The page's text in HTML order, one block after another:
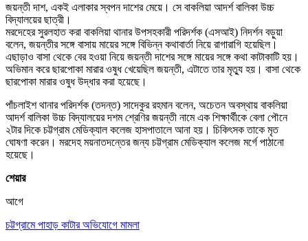
জয়ন্তী দাশ, একই এলাকার স্বপন দাশের মেয়ে। সে বাকলিয়া আদর্শ বালিকা উচ্চ
বিদ্যালয়ের ছাত্রী।
মরদেহের সুরলহাত করা বাকলিয়া থানার উপসহকারী পরিদর্শক (এসআই) নিদর্শন বড়ুয়া
বলেন, জয়ন্তীর সঙ্গে বাসায় মায়ের সঙ্গে বিভিন্ন কথাবার্তা নিয়ে রাগারাগি হয়েছিল।
এছাড়াও বাসা থেকে বের হওয়া নিয়ে জয়ন্তী দাশের সঙ্গে মায়ের সঙ্গে কথা কাটাকাটি হয়।
অভিমান করে ছারপোকা মারার ওষুধ খেয়েছিল জয়ন্তী, এটাতে তার মৃত্যু হয়। বাসা থেকে
ছারপোকা মারার ওষুধ উদ্ধার করা হয়েছে।
পাঁচলাইশ থানার পরিদর্শক (তদন্ত) সাদেকুর রহমান বলেন, অচেতন অবস্থায় বাকলিয়া
আদর্শ বালিকা উচ্চ বিদ্যালয়ের দশম শ্রেণির জয়ন্তী নামে এক শিক্ষার্থীকে বেলা পৌনে
২টার দিকে চট্টগ্রাম মেডিক্যাল কলেজ হাসপাতালে আনা হয়। চিকিৎসক তাকে মৃত
ঘোষণা করেন। মরদেহ ময়নাতদন্তের জন্য চট্টগ্রাম মেডিক্যাল কলেজ মর্গে পাঠানো
হয়েছে।
শেয়ার
আগে
চট্টগ্রামে পাহাড় কাটার অভিযোগে মামলা